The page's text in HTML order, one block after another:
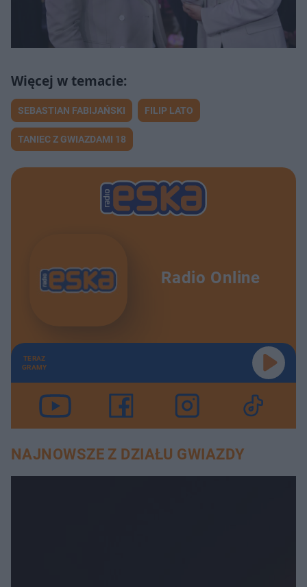
SEBASTIAN FABIJAŃSKI FILIP LATO
TANIEC Z GWIAZDAMI 18
Radio Online
TERAZ
GRAMY
NAJNOWSZE Z DZIAŁU GWIAZDY